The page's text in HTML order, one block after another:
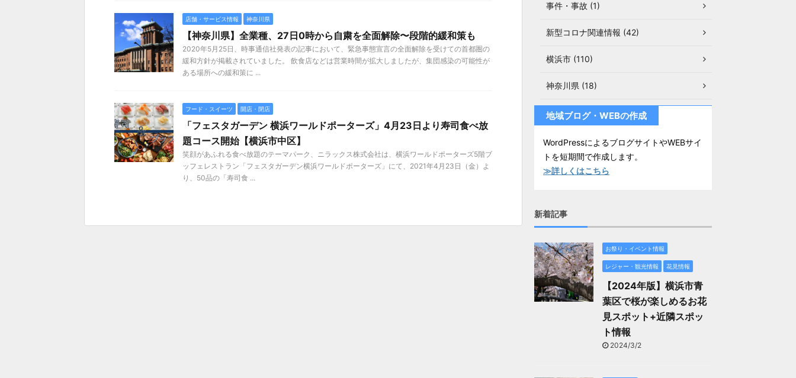
店舗・サービス情報 神奈川県
【神奈川県】全業種、27日0時から自粛を全面解除〜段階的緩和策も
2020年5月25日、時事通信社発表の記事において、緊急事態宣言の全面解除を受けての首都圏の
緩和方針が掲載されていました。 飲食店などは営業時間が拡大しましたが、集団感染の可能性が
ある場所への緩和策に ...
フード・スイーツ 開店・閉店
「フェスタガーデン 横浜ワールドポーターズ」4月23日より寿司食べ放
題コース開始【横浜市中区】
笑顔があふれる食べ放題のテーマパーク、ニラックス株式会社は、横浜ワールドポーターズ5階ブ
ッフェレストラン「フェスタガーデン横浜ワールドポーターズ」にて、2021年4月23日（金）よ
り、50品の「寿司食 ...
事件・事故 (1)
新型コロナ関連情報 (42)
横浜市 (110)
神奈川県 (18)
地域ブログ・WEBの作成
WordPressによるブログサイトやWEBサイ
トを短期間で作成します。
≫詳しくはこちら
新着記事
お祭り・イベント情報
レジャー・観光情報 花見情報
【2024年版】横浜市青
葉区で桜が楽しめるお花
見スポット+近隣スポッ
ト情報
2024/3/2